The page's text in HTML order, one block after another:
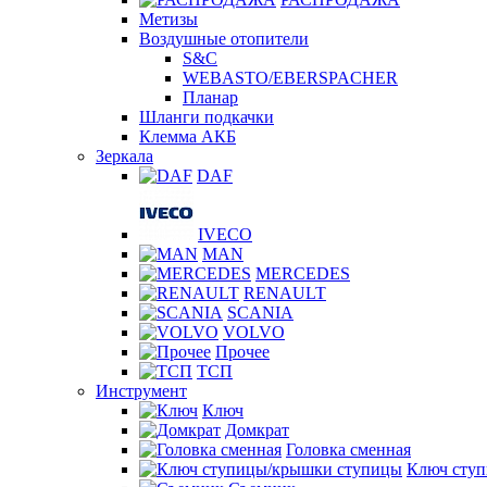
Метизы
Воздушные отопители
S&C
WEBASTO/EBERSPACHER
Планар
Шланги подкачки
Клемма АКБ
Зеркала
DAF
IVECO
MAN
MERCEDES
RENAULT
SCANIA
VOLVO
Прочее
ТСП
Инструмент
Ключ
Домкрат
Головка сменная
Ключ